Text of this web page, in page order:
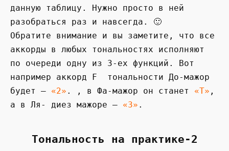
данную таблицу. Нужно просто в ней
разобраться раз и навсегда. 🙂
Обратите внимание и вы заметите, что все
аккорды в любых тональностях исполняют
по очереди одну из 3-ех функций. Вот
например аккорд F тональности До-мажор
будет — «2» . , в Фа-мажор он станет «Т» ,
а в Ля- диез мажоре – «3» .
Тональность на практике-2